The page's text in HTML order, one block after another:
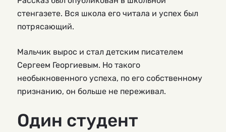
стенгазете. Вся школа его читала и успех был
потрясающий.
Мальчик вырос и стал детским писателем
Сергеем Георгиевым. Но такого
необыкновенного успеха, по его собственному
признанию, он больше не переживал.
Один студент